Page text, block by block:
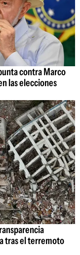
contra Marco
las elecciones
tras el terremoto